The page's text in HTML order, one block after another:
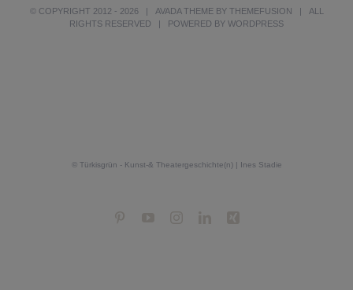
© COPYRIGHT 2012 - 2026 | AVADA THEME BY THEMEFUSION
| ALL
RIGHTS RESERVED | POWERED BY WORDPRESS
© Türkisgrün - Kunst-& Theatergeschichte(n) | Ines Stadie